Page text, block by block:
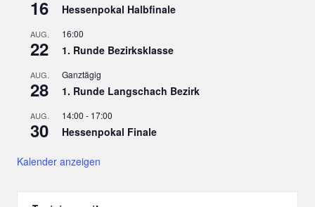
16 Hessenpokal Halbfinale
AUG.
22
16:00
1. Runde Bezirksklasse
AUG.
28
Ganztägig
1. Runde Langschach Bezirk
AUG.
30
14:00 - 17:00
Hessenpokal Finale
Kalender anzeigen